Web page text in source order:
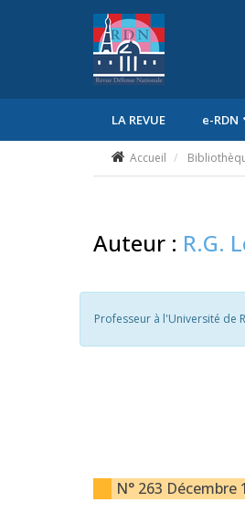
LA REVUE e-RDN
Accueil
Auteur : R.G.
Professeur à l'Université de
N° 263 Décembre